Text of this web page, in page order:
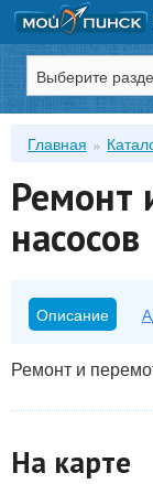
Зарегистрироваться
Главная
Ремонт
насосов
Описание
Ремонт и
На карте